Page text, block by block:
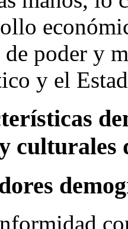
de poder y
y el
culturales